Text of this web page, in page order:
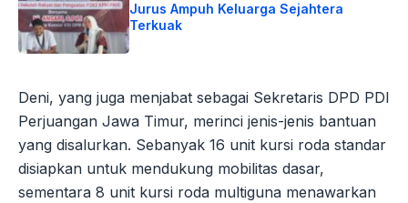
Jurus Ampuh Keluarga Sejahtera
Terkuak
Deni, yang juga menjabat sebagai Sekretaris DPD PDI
Perjuangan Jawa Timur, merinci jenis-jenis bantuan
yang disalurkan. Sebanyak 16 unit kursi roda standar
disiapkan untuk mendukung mobilitas dasar,
sementara 8 unit kursi roda multiguna menawarkan